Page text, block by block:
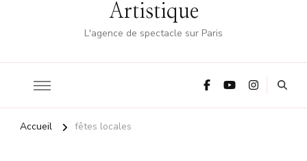
Artistique
L'agence de spectacle sur Paris
Accueil fêtes locales